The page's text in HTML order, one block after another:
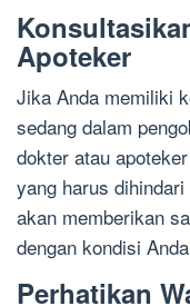
Apoteker
Jika Anda memiliki
sedang dalam
dokter atau
yang harus
akan memberikan
dengan kondisi
Perhatikan